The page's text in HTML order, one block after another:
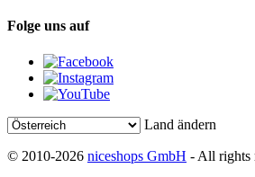
Folge uns auf
Land ändern
© 2010-2026 niceshops GmbH - All rights